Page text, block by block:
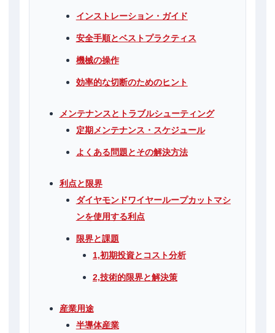
インストレーション・ガイド
安全手順とベストプラクティス
機械の操作
効率的な切断のためのヒント
メンテナンスとトラブルシューティング
定期メンテナンス・スケジュール
よくある問題とその解決方法
利点と限界
ダイヤモンドワイヤーループカットマシ
ンを使用する利点
限界と課題
1,初期投資とコスト分析
2,技術的限界と解決策
産業用途
半導体産業